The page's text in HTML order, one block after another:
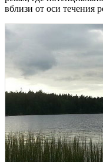
вблизи от оси течения